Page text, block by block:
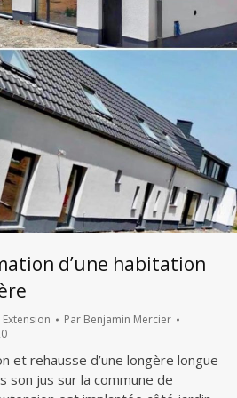
d’une habitation
Par Benjamin Mercier
et rehausse d’une longère longue
son jus sur la commune de